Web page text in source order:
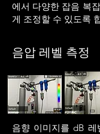
에서 다양한 잡음 복
게 조정할 수 있도록
음압 레벨 측정
음향 이미지를 dB